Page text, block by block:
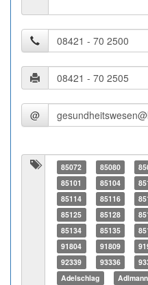
@
85072 85080
85101
85104
85114
85116
85125
85128
85134
85135
91804
91809
92339
93336
Adelschlag